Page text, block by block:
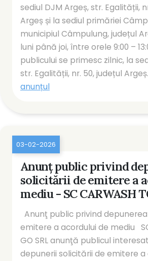
sediul DJM Argeș, str. Egalității,
Argeș și la sediul primăriei
municipiul Câmpulung, județul
luni până joi, între orele 9:00 –
publicului se primesc zilnic, la
str. Egalității, nr. 50, județul Argeș.
anunțul
03-02-2026
Anunţ public privind
solicitării de emitere a
mediu - SC CARWASH
Anunţ public privind
emitere a acordului de mediu
GO SRL anunţă publicul
depunerii solicitării de emitere a